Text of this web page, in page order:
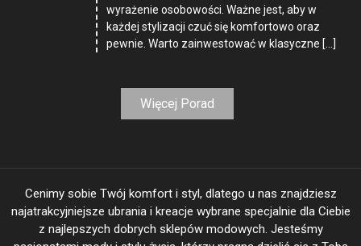
wyrażenie osobowości. Ważne jest, aby w
każdej stylizacji czuć się komfortowo oraz
pewnie. Warto zainwestować w klasyczne […]
Więcej Porad
Cenimy sobie Twój komfort i styl, dlatego u nas znajdziesz
najatrakcyjniejsze ubrania i kreacje wybrane specjalnie dla Ciebie
z najlepszych dobrych sklepów modowych. Jesteśmy